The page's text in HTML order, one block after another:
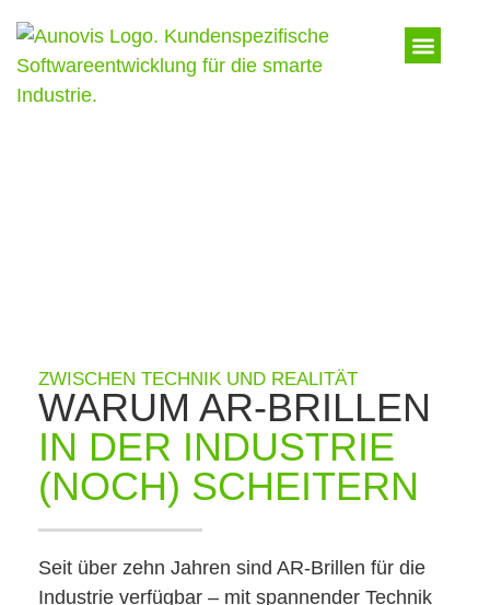
ZWISCHEN TECHNIK UND REALITÄT
WARUM AR-BRILLEN
IN DER INDUSTRIE
(NOCH) SCHEITERN
Seit über zehn Jahren sind AR-Brillen für die
Industrie verfügbar – mit spannender Technik